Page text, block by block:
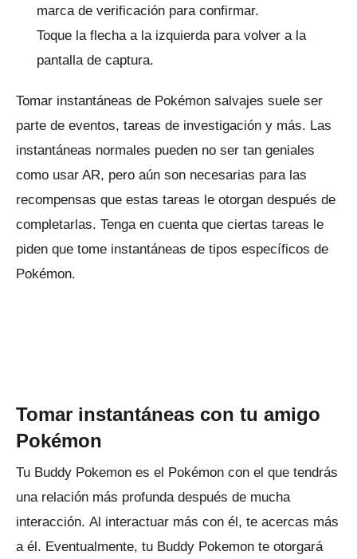
marca de verificación para confirmar.
Toque la flecha a la izquierda para volver a la
pantalla de captura.
Tomar instantáneas de Pokémon salvajes suele ser
parte de eventos, tareas de investigación y más. Las
instantáneas normales pueden no ser tan geniales
como usar AR, pero aún son necesarias para las
recompensas que estas tareas le otorgan después de
completarlas. Tenga en cuenta que ciertas tareas le
piden que tome instantáneas de tipos específicos de
Pokémon.
Tomar instantáneas con tu amigo
Pokémon
Tu Buddy Pokemon es el Pokémon con el que tendrás
una relación más profunda después de mucha
interacción. Al interactuar más con él, te acercas más
a él. Eventualmente, tu Buddy Pokemon te otorgará